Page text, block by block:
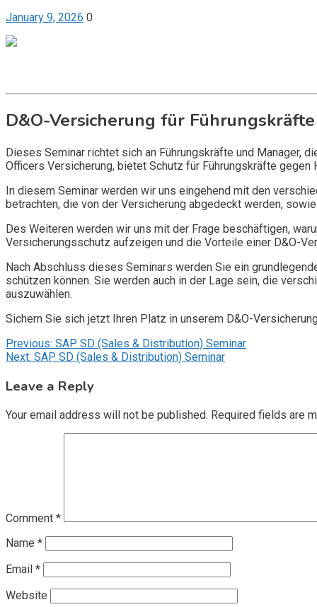
January 9, 2026 0
D&O-Versicherung für
Dieses Seminar richtet sich an Führungskräfte und Manager,
Officers Versicherung, bietet Schutz für Führungskräfte
In diesem Seminar werden wir uns eingehend mit den
betrachten, die von der Versicherung abgedeckt werden,
Des Weiteren werden wir uns mit der Frage beschäftigen,
Versicherungsschutz aufzeigen und die Vorteile einer D&O-
Nach Abschluss dieses Seminars werden Sie ein
schützen können. Sie werden auch in der Lage sein, die
auszuwählen.
Sichern Sie sich jetzt Ihren Platz in unserem D&O-
Post
navigation
Previous: SAP SD (Sales & Distribution) Seminar
Next: SAP SD (Sales & Distribution) Seminar
Leave a Reply
Your email address will not be published. Required fields are
Comment *
Name *
Email *
Website